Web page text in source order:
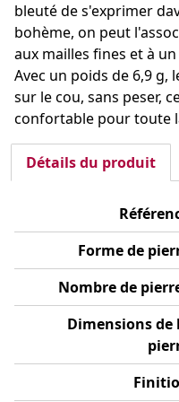
bleuté de s'exprimer
bohème, on peut
aux mailles fines et à
Avec un poids de 6,9
sur le cou, sans peser,
confortable pour toute
Détails du produit
Forme de
Nombre de
Dimensions de